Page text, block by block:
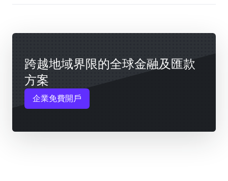
跨越地域界限的全球金融及匯款
方案
企業免費開戶